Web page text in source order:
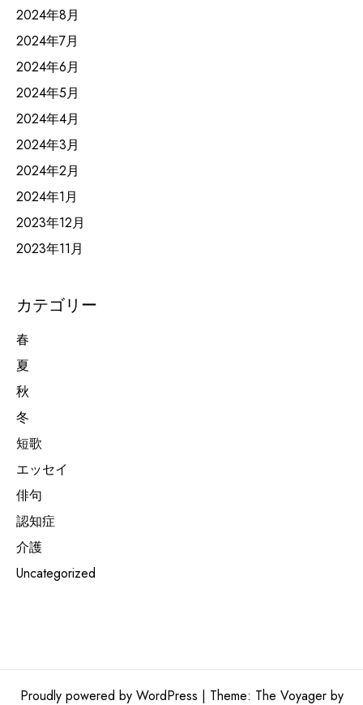
2024年8月
2024年7月
2024年6月
2024年5月
2024年4月
2024年3月
2024年2月
2024年1月
2023年12月
2023年11月
カテゴリー
春
夏
秋
冬
短歌
エッセイ
俳句
認知症
介護
Uncategorized
Proudly powered by WordPress | Theme: The Voyager by